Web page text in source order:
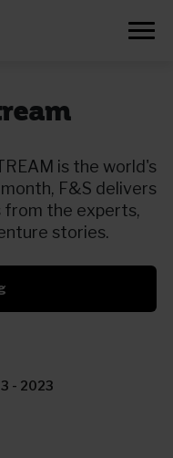
gratis
is the world's
F&S delivers
from the experts,
stories.
- 2023